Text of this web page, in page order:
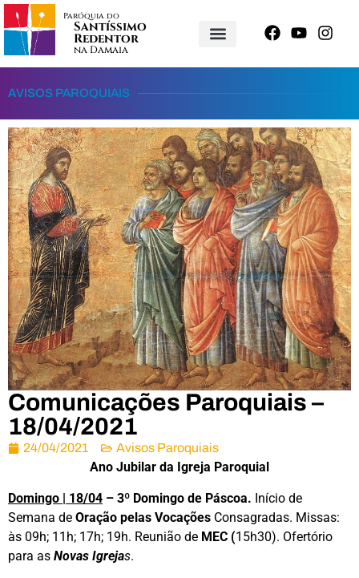
Paróquia do
Santíssimo
Redentor
na Damaia
AVISOS PAROQUIAIS
Comunicações Paroquiais –
18/04/2021
24/04/2021 Avisos Paroquiais
Ano Jubilar da Igreja Paroquial
Domingo | 18/04 – 3º Domingo de Páscoa. Início de
Semana de Oração pelas Vocações Consagradas. Missas:
às 09h; 11h; 17h; 19h. Reunião de MEC (15h30). Ofertório
para as Novas Igrejas.